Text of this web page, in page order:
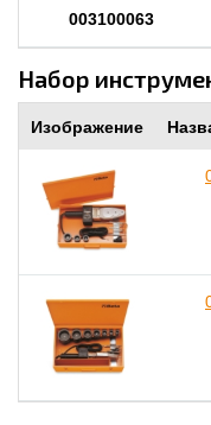
003100063
Набор
Изображение